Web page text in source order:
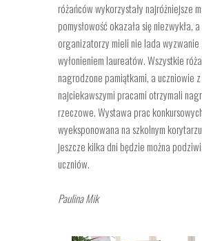
różańców wykorzystały najróżniejsze
pomysłowość okazała się niezwykła, a
organizatorzy mieli nie lada wyzwanie
wyłonieniem laureatów. Wszystkie
nagrodzone pamiątkami, a uczniowie z
najciekawszymi pracami otrzymali
rzeczowe. Wystawa prac
wyeksponowana na szkolnym
jeszcze kilka dni będzie można
uczniów.
Paulina Mik